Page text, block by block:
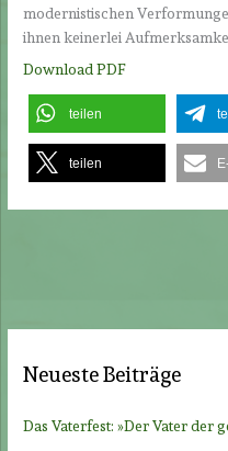
modernistischen
ihnen keinerlei
Download PDF
teilen
teilen
Neueste Beiträge
Das Vaterfest: »Der Vater der